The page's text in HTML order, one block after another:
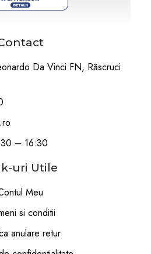
Da Vinci FN, Răscruci
– 16:30
uri Utile
Meu
si conditii
anulare retur